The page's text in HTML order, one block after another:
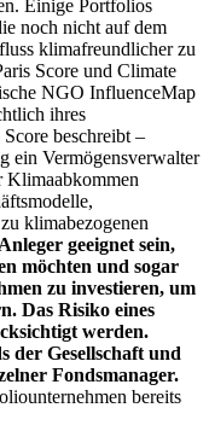
Einige Portfolios
noch nicht auf dem
klimafreundlicher zu
Score und Climate
NGO InfluenceMap
ihres
beschreibt –
ein Vermögensverwalter
Klimaabkommen
klimabezogenen
geeignet sein,
möchten und sogar
zu investieren, um
Das Risiko eines
werden.
der Gesellschaft und
Fondsmanager.
bereits